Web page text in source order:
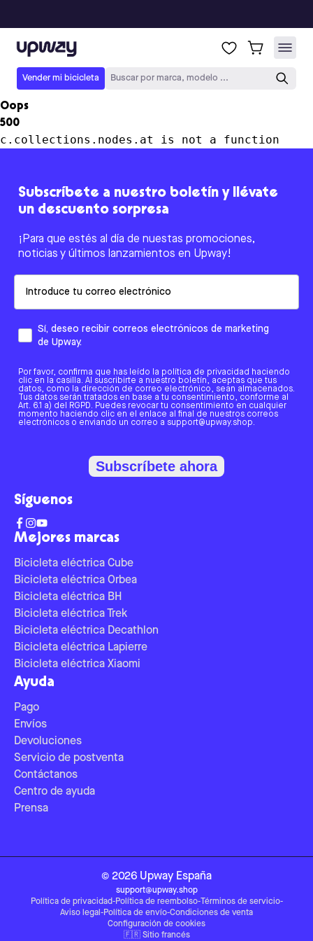
Upway
Vender mi bicicleta Buscar por marca, modelo ...
Oops
500
c.collections.nodes.at is not a function
Mejores marcas
Bicicleta eléctrica Cube
Bicicleta eléctrica Orbea
Bicicleta eléctrica BH
Bicicleta eléctrica Trek
Bicicleta eléctrica Decathlon
Bicicleta eléctrica Lapierre
Bicicleta eléctrica Xiaomi
Ayuda
Pago
Envíos
Devoluciones
Servicio de postventa
Contáctanos
Centro de ayuda
Prensa
Subscríbete a nuestro boletín y llévate
un descuento sorpresa
¡Para que estés al día de nuestas promociones,
noticias y últimos lanzamientos en Upway!
Sí, deseo recibir correos electrónicos de marketing
de Upway.
Por favor, confirma que has leído la política de privacidad haciendo
clic en la casilla. Al suscribirte a nuestro boletín, aceptas que tus
datos, como la dirección de correo electrónico, sean almacenados.
Tus datos serán tratados en base a tu consentimiento, conforme al
Art. 6.1 a) del RGPD. Puedes revocar tu consentimiento en cualquier
momento haciendo clic en el enlace al final de nuestros correos
electrónicos o enviando un correo a support@upway.shop.
Subscríbete ahora
Síguenos
© 2026 Upway España
support@upway.shop
Política de privacidad-Política de reembolso-Términos de servicio-
Aviso legal -Política de envío-Condiciones de venta
Configuración de cookies
🇫🇷 Sitio francés